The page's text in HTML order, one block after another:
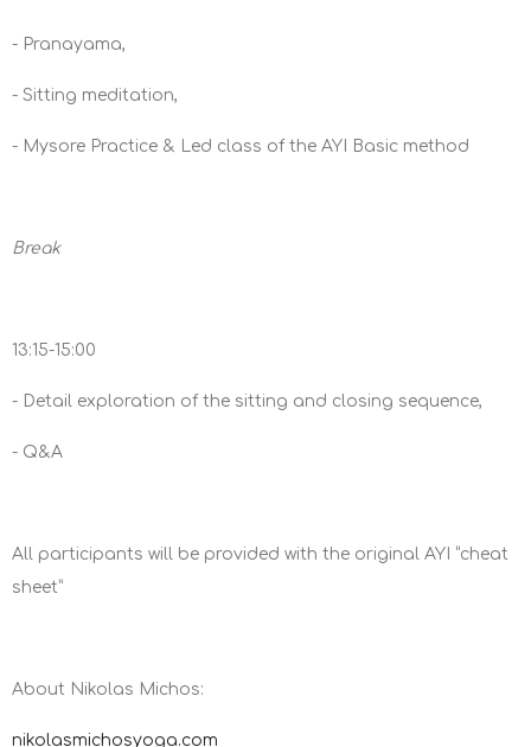
- Pranayama,
- Sitting meditation,
- Mysore Practice & Led class of the AYI Basic method
Break
13:15-15:00
- Detail exploration of the sitting and closing sequence,
- Q&A
All participants will be provided with the original AYI “cheat
sheet”
About Nikolas Michos:
nikolasmichosyoga.com